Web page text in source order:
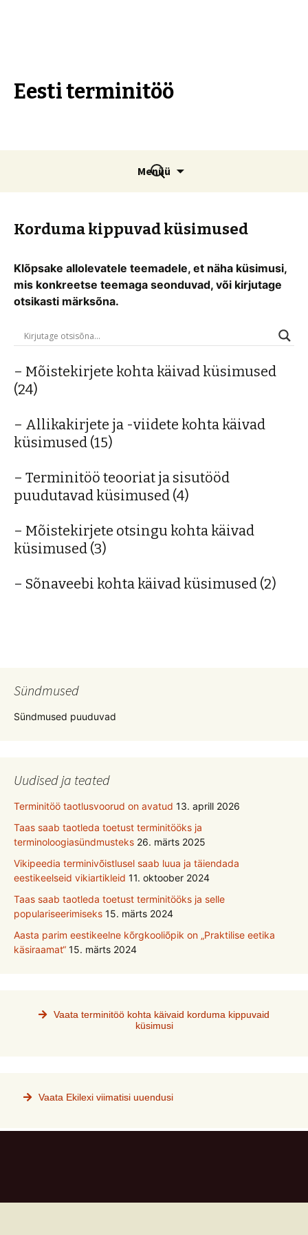
Eesti terminitöö
Menüü
juurde
Otsi:
Korduma kippuvad küsimused
Klõpsake allolevatele teemadele, et näha küsimusi,
mis konkreetse teemaga seonduvad, või kirjutage
otsikasti märksõna.
– Mõistekirjete kohta käivad küsimused
(24)
– Allikakirjete ja -viidete kohta käivad
küsimused (15)
– Terminitöö teooriat ja sisutööd
puudutavad küsimused (4)
– Mõistekirjete otsingu kohta käivad
küsimused (3)
– Sõnaveebi kohta käivad küsimused (2)
Sündmused
Sündmused puuduvad
Uudised ja teated
Terminitöö taotlusvoorud on avatud 13. aprill 2026
Taas saab taotleda toetust terminitööks ja
terminoloogiasündmusteks 26. märts 2025
Vikipeedia terminivõistlusel saab luua ja täiendada
eestikeelseid vikiartikleid 11. oktoober 2024
Taas saab taotleda toetust terminitööks ja selle
populariseerimiseks 15. märts 2024
Aasta parim eestikeelne kõrgkooliõpik on „Praktilise eetika
käsiraamat“ 15. märts 2024
Vaata terminitöö kohta käivaid korduma kippuvaid
küsimusi
Vaata Ekilexi viimatisi uuendusi